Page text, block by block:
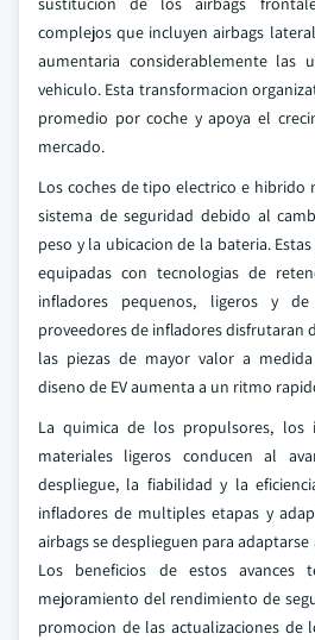
complejos que incluyen airbags
aumentaria considerablemente las
vehiculo. Esta transformacion
promedio por coche y apoya el
mercado.
Los coches de tipo electrico e hibrido
sistema de seguridad debido al
peso y la ubicacion de la bateria.
equipadas con tecnologias de
infladores pequenos, ligeros y
proveedores de infladores disfrutaran
las piezas de mayor valor a
diseno de EV aumenta a un ritmo
La quimica de los propulsores, los
materiales ligeros conducen al
despliegue, la fiabilidad y la
infladores de multiples etapas y
airbags se desplieguen para
Los beneficios de estos avances
mejoramiento del rendimiento de
promocion de las actualizaciones de